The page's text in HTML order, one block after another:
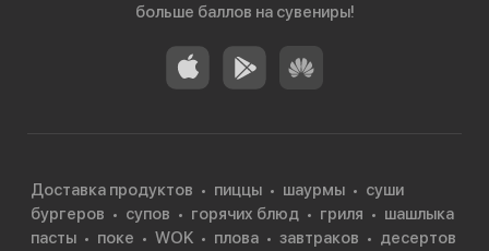
больше баллов на сувениры!
Доставка продуктов пиццы шаурмы
суши
бургеров
супов горячих блюд гриля
шашлыка
пасты
поке WOK плова завтраков
десертов